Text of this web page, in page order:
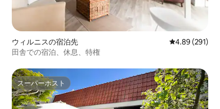
ウィルニスの宿泊先 レビュー291
4.89 (291)
田舎での宿泊、休息、特権
スーパーホスト
スーパーホスト